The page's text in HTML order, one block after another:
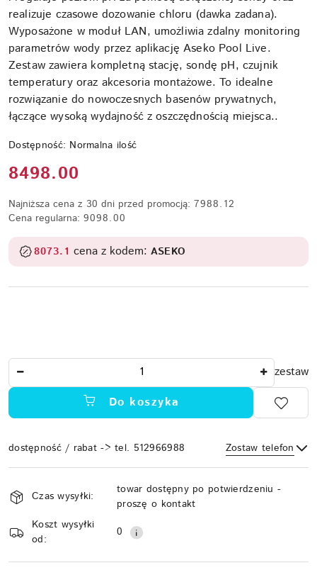
realizuje czasowe dozowanie chloru (dawka zadana).
Wyposażone w moduł LAN, umożliwia zdalny monitoring
parametrów wody przez aplikację Aseko Pool Live.
Zestaw zawiera kompletną stację, sondę pH, czujnik
temperatury oraz akcesoria montażowe. To idealne
rozwiązanie do nowoczesnych basenów prywatnych,
łączące wysoką wydajność z oszczędnością miejsca..
Dostępność: Normalna ilość
Cena:
8498.00
Najniższa cena z 30 dni przed promocją: 7988.12
Cena regularna: 9098.00
8073.1 cena z kodem: ASEKO
zestaw
Do koszyka
dostępność / rabat -> tel. 512966988 Zostaw telefon
Wyślij
Dostępność
i
dostawa
Czas wysyłki:
towar dostępny po potwierdzeniu -
proszę o kontakt
Koszt wysyłki
od:
0